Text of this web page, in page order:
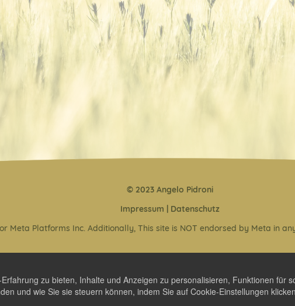
© 2023 Angelo Pidroni
Impressum
Datenschutz
Meta Platforms Inc. Additionally, This site is NOT endorsed by Meta in
zu bieten, Inhalte und Anzeigen zu personalisieren, Funktionen für
und wie Sie sie steuern können, indem Sie auf Cookie-Einstellungen